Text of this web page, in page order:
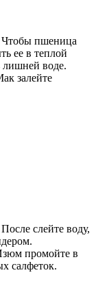
Чтобы пшеница
ее в теплой
лишней воде.
залейте
После слейте воду,
промойте в
салфеток.